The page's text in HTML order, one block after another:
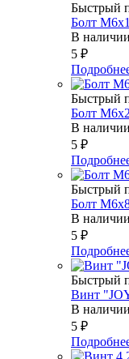
Быстрый
Болт
В наличии
5 ₽
Быстрый
Болт
В наличии
5 ₽
Быстрый
Болт
В наличии
5 ₽
Быстрый
Винт
В наличии
5 ₽